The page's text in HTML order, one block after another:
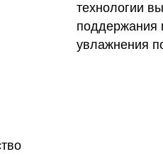
технологии
поддержания
увлажнения